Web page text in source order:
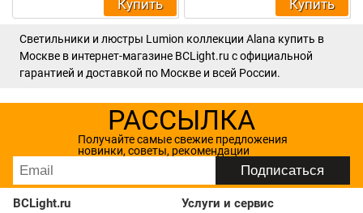
Купить Купить
Светильники и люстры Lumion коллекции Alana купить в
Москве в интернет-магазине BCLight.ru с официальной
гарантией и доставкой по Москве и всей России.
РАССЫЛКА
Получайте самые свежие предложения
новинки, советы, рекомендации
BCLight.ru Услуги и сервис